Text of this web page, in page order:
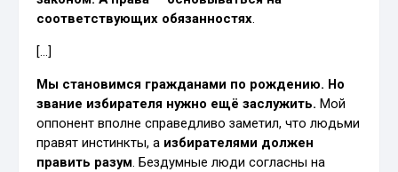
соответствующих обязанностях.
[…]
Мы становимся гражданами по рождению. Но
звание избирателя нужно ещё заслужить. Мой
оппонент вполне справедливо заметил, что людьми
правят инстинкты, а избирателями должен
править разум. Бездумные люди согласны на